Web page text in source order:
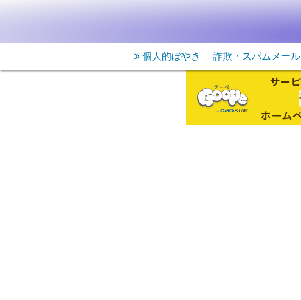
個人的ぼやき 詐欺・スパムメール